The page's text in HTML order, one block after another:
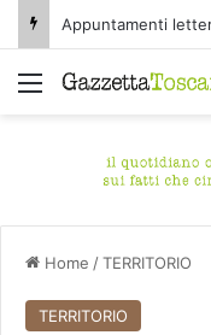
Appuntamenti
Menu
Home /TERRITORIO
TERRITORIO